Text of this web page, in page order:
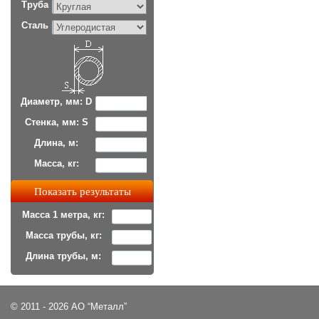
Труба
Сталь
Диаметр, мм: D
Стенка, мм: S
Длина, м:
Масса, кг:
Масса 1 метра, кг:
Масса трубы, кг:
Длина трубы, м:
© 2011 - 2026 АО “Металл”